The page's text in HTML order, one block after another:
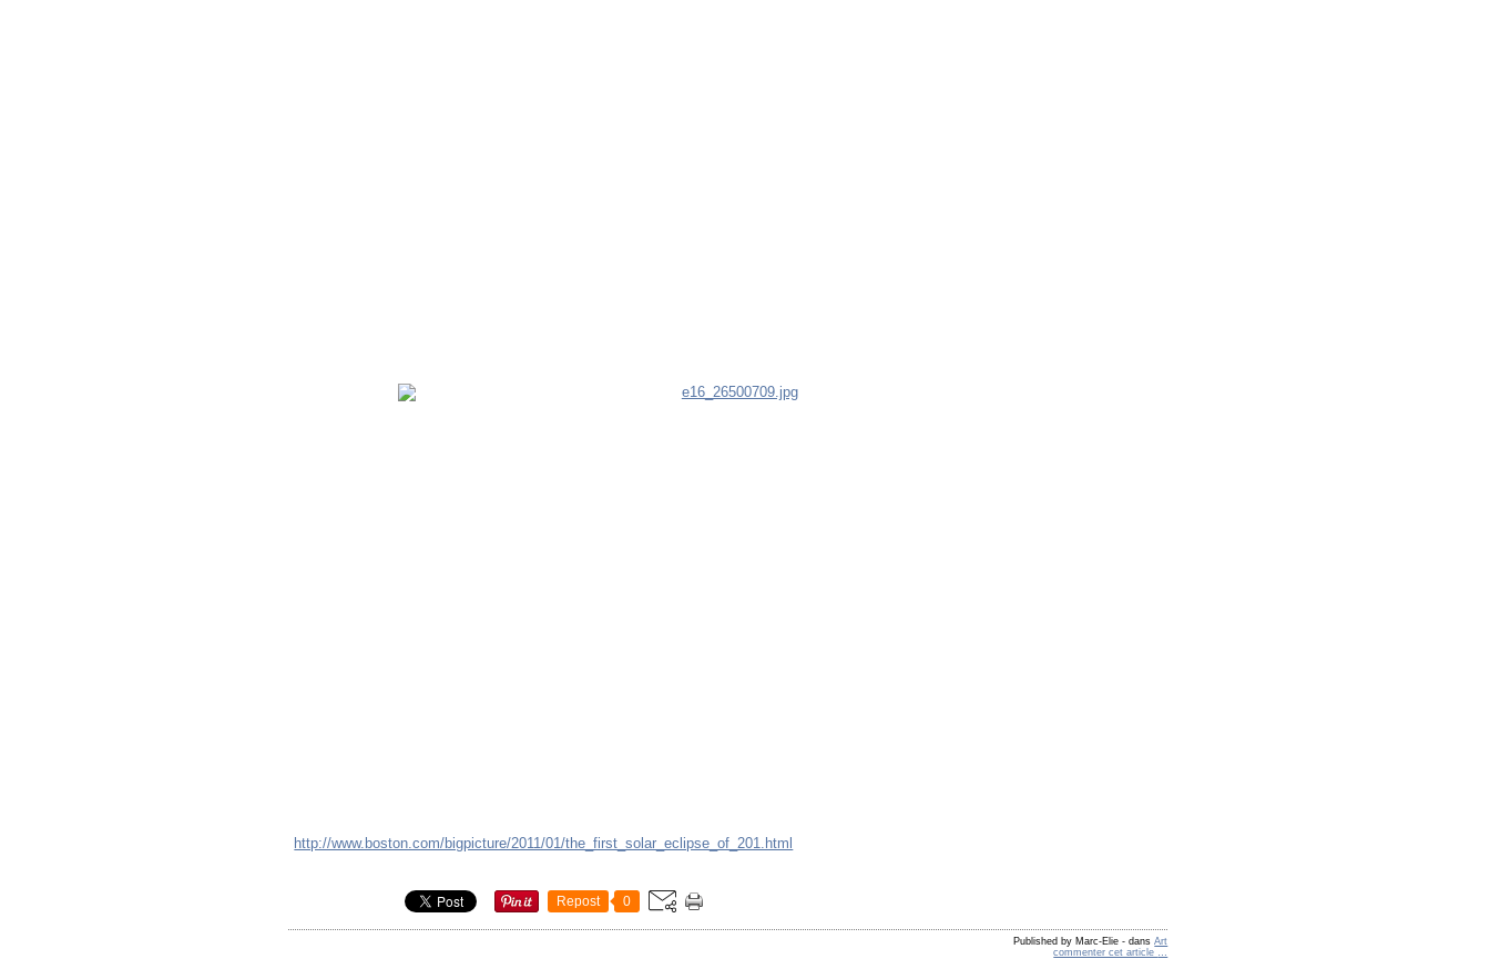
http://www.boston.com/bigpicture/2011/01/the_first_solar_eclipse_of_201.html
Repost 0
Published by Marc-Elie - dansArt
commenter cet article …